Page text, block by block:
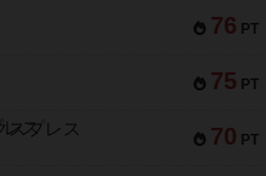
76 PT
75 PT
70 PT
スプレス